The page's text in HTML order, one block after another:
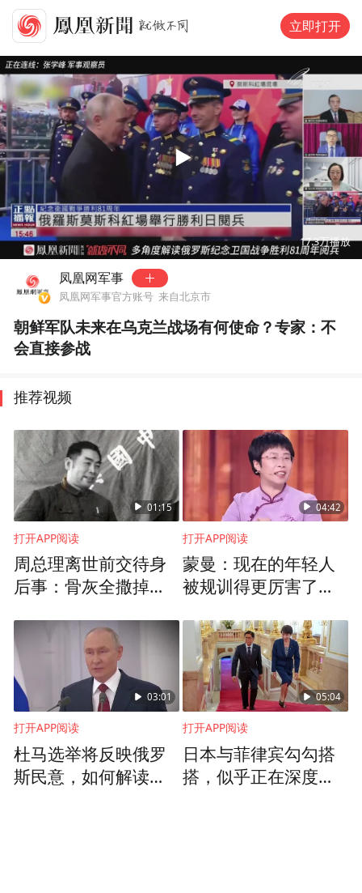
立即打开
00:00 03:42
17.3万播放
凤凰网军事
凤凰网军事官方账号 来自北京市
朝鲜军队未来在乌克兰战场有何使命？专家：不
会直接参战
推荐视频
01:15
打开APP阅读
周总理离世前交待身
后事：骨灰全撒掉，
耕
04:42
打开APP阅读
蒙曼：现在的年轻人
被规训得更厉害了，
更弱一些
03:01
打开APP阅读
杜马选举将反映俄罗
斯民意，如何解读普
05:04
打开APP阅读
日本与菲律宾勾勾搭
搭，似乎正在深度捆